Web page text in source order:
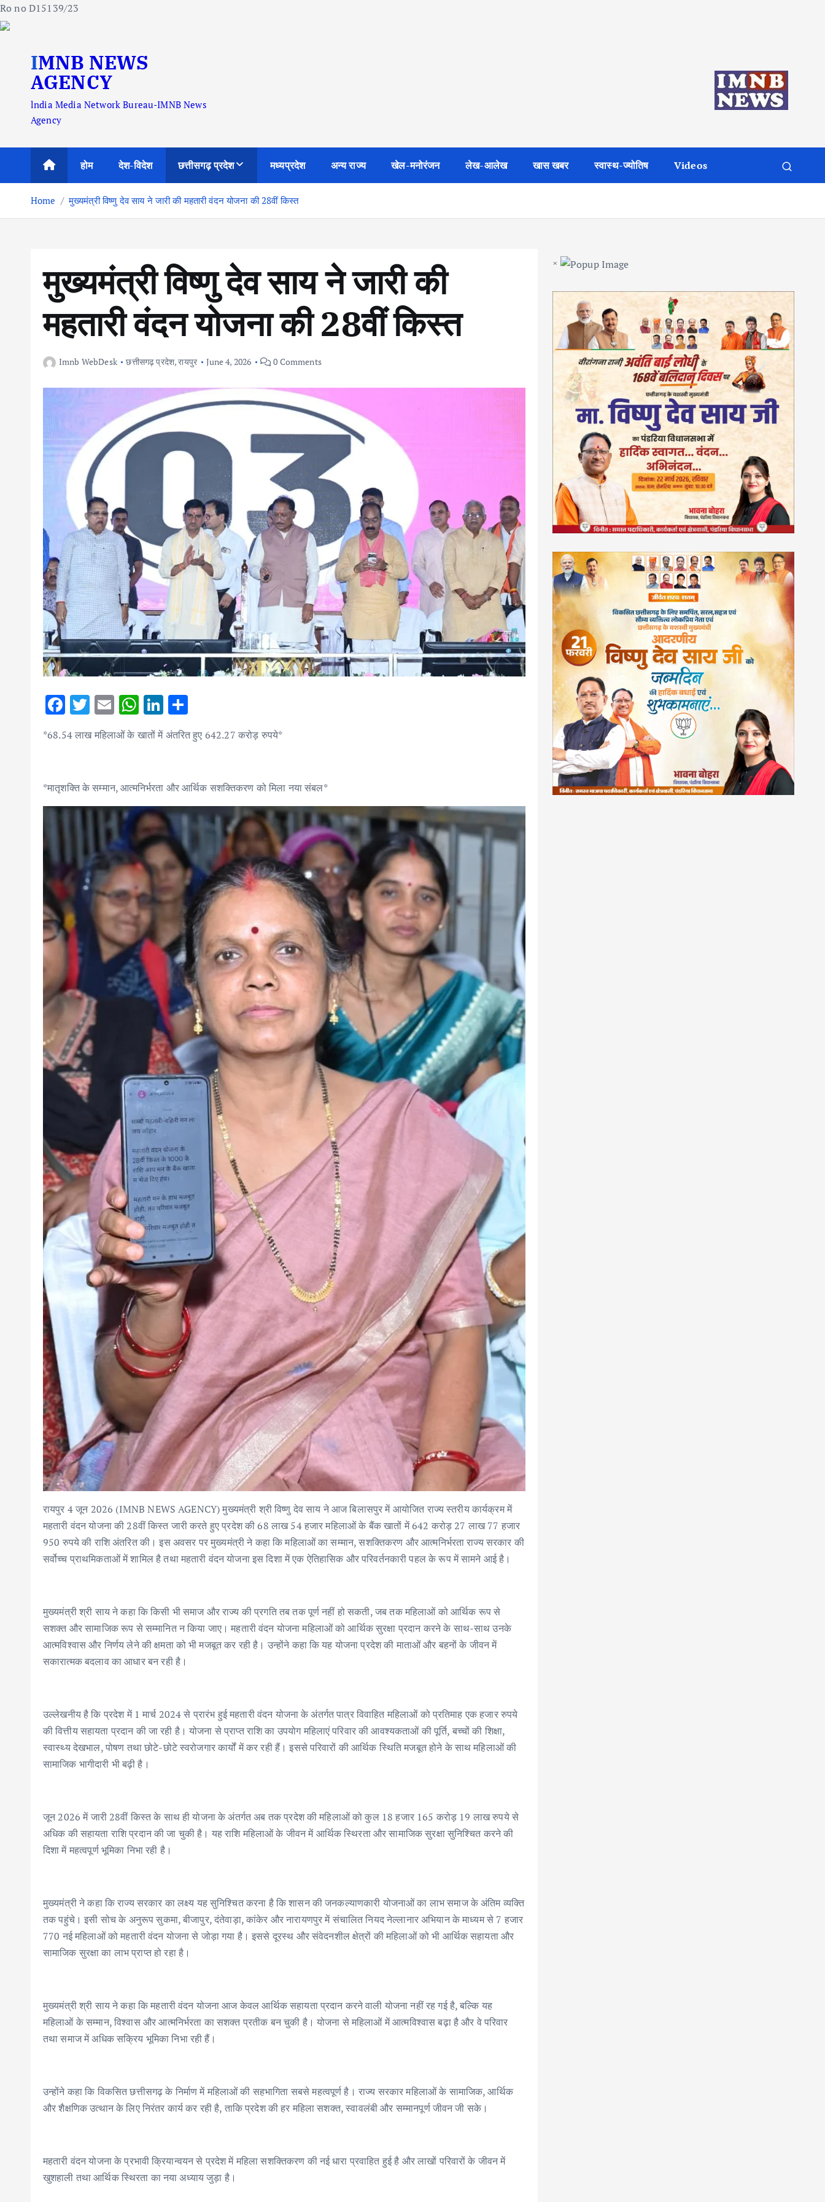
Ro no D15139/23
IMNB NEWS
AGENCY
lndia Media Network Bureau-IMNB News
Agency
होम देश-विदेश छत्तीसगढ़ प्रदेश मध्यप्रदेश अन्य राज्य खेल-मनोरंजन लेख-आलेख खास खबर स्वास्थ-ज्योतिष Videos
Home मुख्यमंत्री विष्णु देव साय ने जारी की महतारी वंदन योजना की 28वीं किस्त
मुख्यमंत्री विष्णु देव साय ने जारी की
महतारी वंदन योजना की 28वीं किस्त
Imnb WebDesk छत्तीसगढ़ प्रदेश,रायपुर June 4, 2026 0 Comments
F
ac
e
o
o
T
w
it
r
E
m
ai
W
at
A
p
p
Li
n
k
dI
n
ar
*68.54 लाख महिलाओं के खातों में अंतरित हुए 642.27 करोड़ रुपये*
*मातृशक्ति के सम्मान, आत्मनिर्भरता और आर्थिक सशक्तिकरण को मिला नया संबल*
रायपुर 4 जून 2026 (IMNB NEWS AGENCY) मुख्यमंत्री श्री विष्णु देव साय ने आज बिलासपुर में आयोजित राज्य स्तरीय कार्यक्रम में
महतारी वंदन योजना की 28वीं किस्त जारी करते हुए प्रदेश की 68 लाख 54 हजार महिलाओं के बैंक खातों में 642 करोड़ 27 लाख 77 हजार
950 रुपये की राशि अंतरित की। इस अवसर पर मुख्यमंत्री ने कहा कि महिलाओं का सम्मान, सशक्तिकरण और आत्मनिर्भरता राज्य सरकार की
सर्वोच्च प्राथमिकताओं में शामिल है तथा महतारी वंदन योजना इस दिशा में एक ऐतिहासिक और परिवर्तनकारी पहल के रूप में सामने आई है।
मुख्यमंत्री श्री साय ने कहा कि किसी भी समाज और राज्य की प्रगति तब तक पूर्ण नहीं हो सकती, जब तक महिलाओं को आर्थिक रूप से
सशक्त और सामाजिक रूप से सम्मानित न किया जाए। महतारी वंदन योजना महिलाओं को आर्थिक सुरक्षा प्रदान करने के साथ-साथ उनके
आत्मविश्वास और निर्णय लेने की क्षमता को भी मजबूत कर रही है। उन्होंने कहा कि यह योजना प्रदेश की माताओं और बहनों के जीवन में
सकारात्मक बदलाव का आधार बन रही है।
उल्लेखनीय है कि प्रदेश में 1 मार्च 2024 से प्रारंभ हुई महतारी वंदन योजना के अंतर्गत पात्र विवाहित महिलाओं को प्रतिमाह एक हजार रुपये
की वित्तीय सहायता प्रदान की जा रही है। योजना से प्राप्त राशि का उपयोग महिलाएं परिवार की आवश्यकताओं की पूर्ति, बच्चों की शिक्षा,
स्वास्थ्य देखभाल, पोषण तथा छोटे-छोटे स्वरोजगार कार्यों में कर रही हैं। इससे परिवारों की आर्थिक स्थिति मजबूत होने के साथ महिलाओं की
सामाजिक भागीदारी भी बढ़ी है।
जून 2026 में जारी 28वीं किस्त के साथ ही योजना के अंतर्गत अब तक प्रदेश की महिलाओं को कुल 18 हजार 165 करोड़ 19 लाख रुपये से
अधिक की सहायता राशि प्रदान की जा चुकी है। यह राशि महिलाओं के जीवन में आर्थिक स्थिरता और सामाजिक सुरक्षा सुनिश्चित करने की
दिशा में महत्वपूर्ण भूमिका निभा रही है।
मुख्यमंत्री ने कहा कि राज्य सरकार का लक्ष्य यह सुनिश्चित करना है कि शासन की जनकल्याणकारी योजनाओं का लाभ समाज के अंतिम व्यक्ति
तक पहुंचे। इसी सोच के अनुरूप सुकमा, बीजापुर, दंतेवाड़ा, कांकेर और नारायणपुर में संचालित नियद नेल्लानार अभियान के माध्यम से 7 हजार
770 नई महिलाओं को महतारी वंदन योजना से जोड़ा गया है। इससे दूरस्थ और संवेदनशील क्षेत्रों की महिलाओं को भी आर्थिक सहायता और
सामाजिक सुरक्षा का लाभ प्राप्त हो रहा है।
मुख्यमंत्री श्री साय ने कहा कि महतारी वंदन योजना आज केवल आर्थिक सहायता प्रदान करने वाली योजना नहीं रह गई है, बल्कि यह
महिलाओं के सम्मान, विश्वास और आत्मनिर्भरता का सशक्त प्रतीक बन चुकी है। योजना से महिलाओं में आत्मविश्वास बढ़ा है और वे परिवार
तथा समाज में अधिक सक्रिय भूमिका निभा रही हैं।
उन्होंने कहा कि विकसित छत्तीसगढ़ के निर्माण में महिलाओं की सहभागिता सबसे महत्वपूर्ण है। राज्य सरकार महिलाओं के सामाजिक, आर्थिक
और शैक्षणिक उत्थान के लिए निरंतर कार्य कर रही है, ताकि प्रदेश की हर महिला सशक्त, स्वावलंबी और सम्मानपूर्ण जीवन जी सके।
महतारी वंदन योजना के प्रभावी क्रियान्वयन से प्रदेश में महिला सशक्तिकरण की नई धारा प्रवाहित हुई है और लाखों परिवारों के जीवन में
खुशहाली तथा आर्थिक स्थिरता का नया अध्याय जुड़ा है।
×